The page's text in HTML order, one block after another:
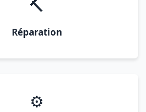
🔨
Réparation
⚙️